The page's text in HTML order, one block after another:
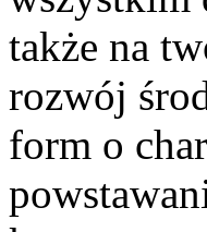
także na
rozwój
form o